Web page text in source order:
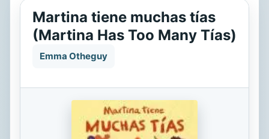
Martina tiene muchas tías
(Martina Has Too Many Tías)
Emma Otheguy